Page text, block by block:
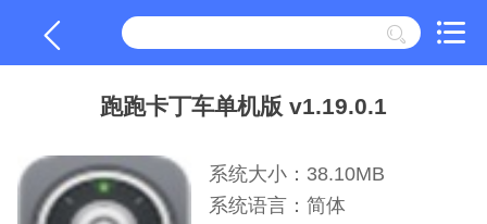
跑跑卡丁车单机版 v1.19.0.1
系统大小：38.10MB
系统语言：简体